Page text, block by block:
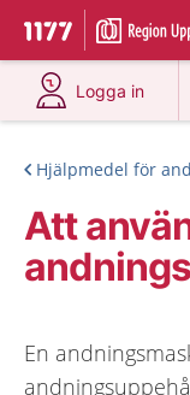
Till startsidan för
Du har valt
Logga in
på 1177.se
Hjälpmedel för
Att
En